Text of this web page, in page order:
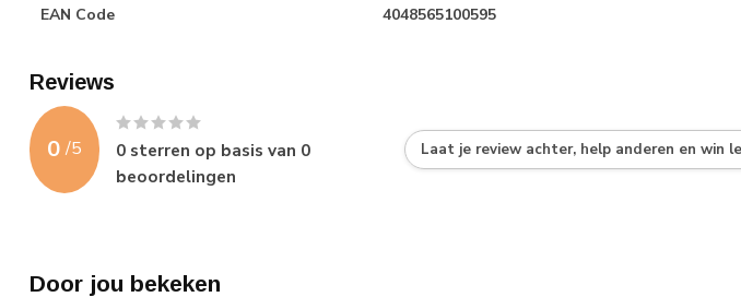
EAN Code 4048565100595
Reviews
0 /5 0 sterren op basis van 0
beoordelingen
Laat je review achter, help anderen en win
Door jou bekeken